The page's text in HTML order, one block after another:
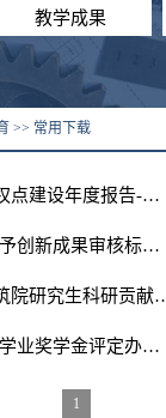
教学成果
>> 常用下载
williamhill中国学位授权点建设年度报告-城乡规划学-2023年，2024年
WilliamHill中文学位授予创新成果审核标准（2022）
williamhill中国土木建筑院研究
WilliamHill中文研究生学业奖学金评定办法（试行）
1